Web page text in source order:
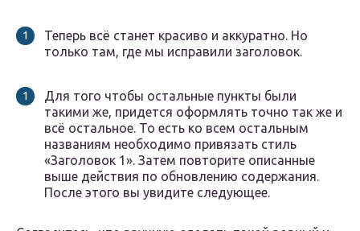
Теперь всё станет красиво и аккуратно. Но
только там, где мы исправили заголовок.
Для того чтобы остальные пункты были
такими же, придется оформлять точно так же и
всё остальное. То есть ко всем остальным
названиям необходимо привязать стиль
«Заголовок 1». Затем повторите описанные
выше действия по обновлению содержания.
После этого вы увидите следующее.